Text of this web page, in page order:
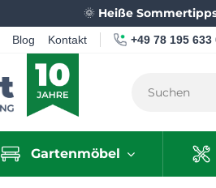
🌞 Heiße
Blog Kontakt +49 78 195 633
Gartenmöbel